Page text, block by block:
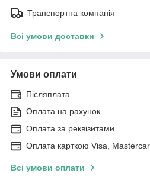
Транспортна компанія
Всі умови доставки
Умови оплати
Післяплата
Оплата на рахунок
Оплата за реквізитами
Оплата карткою Visa,
Всі умови оплати